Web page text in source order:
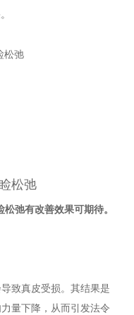
松弛
松弛
弛有改善效果可期待。
致真皮受损。其结果是
量下降，从而引发法令